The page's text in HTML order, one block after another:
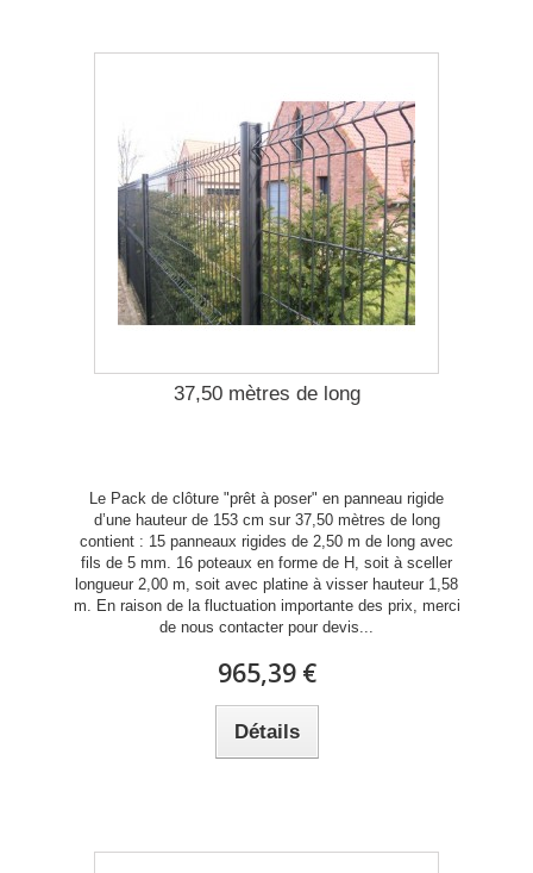
37,50 mètres de long
Le Pack de clôture "prêt à poser" en panneau rigide
d’une hauteur de 153 cm sur 37,50 mètres de long
contient : 15 panneaux rigides de 2,50 m de long avec
fils de 5 mm. 16 poteaux en forme de H, soit à sceller
longueur 2,00 m, soit avec platine à visser hauteur 1,58
m. En raison de la fluctuation importante des prix, merci
de nous contacter pour devis...
965,39 €
Détails